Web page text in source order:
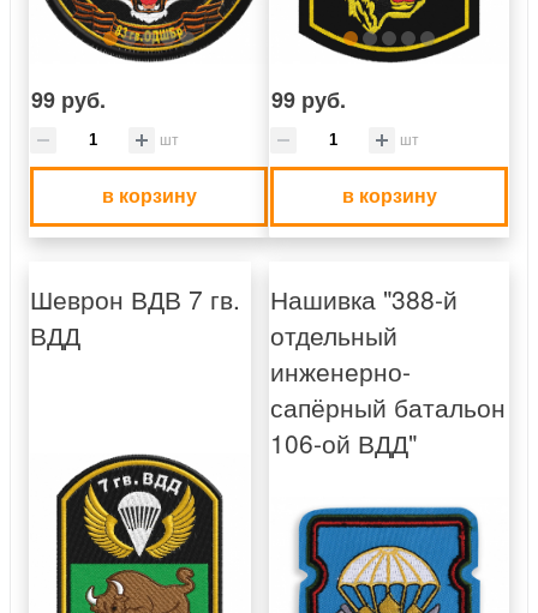
99 руб.
шт
в корзину
99 руб.
шт
в корзину
Шеврон ВДВ 7 гв.
ВДД
Нашивка "388-й
отдельный
инженерно-
сапёрный батальон
106-ой ВДД"